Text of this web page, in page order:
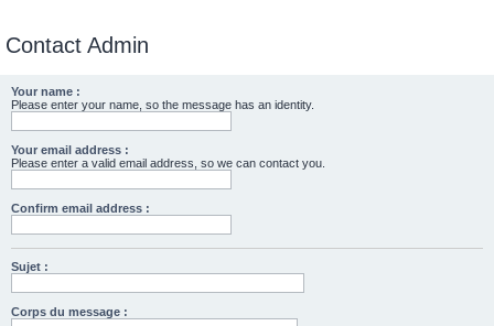
Contact Admin
Your name :
Please enter your name, so the message has an identity.
Your email address :
Please enter a valid email address, so we can contact you.
Confirm email address :
Sujet :
Corps du message :